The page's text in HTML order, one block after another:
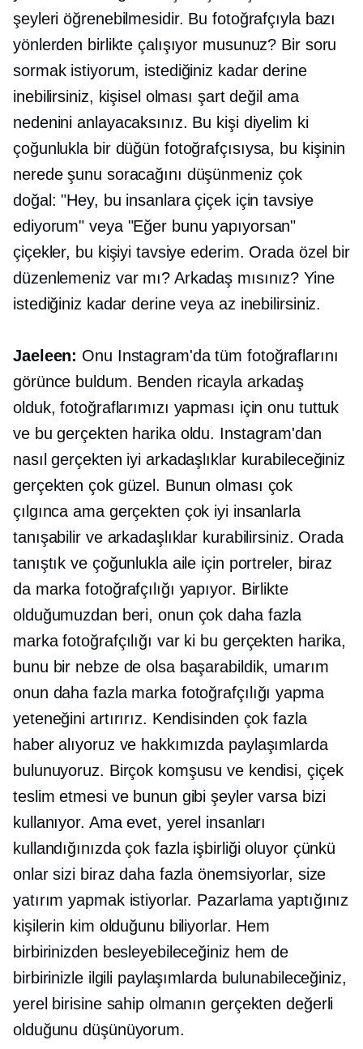
şeyleri öğrenebilmesidir. Bu fotoğrafçıyla bazı
yönlerden birlikte çalışıyor musunuz? Bir soru
sormak istiyorum, istediğiniz kadar derine
inebilirsiniz, kişisel olması şart değil ama
nedenini anlayacaksınız. Bu kişi diyelim ki
çoğunlukla bir düğün fotoğrafçısıysa, bu kişinin
nerede şunu soracağını düşünmeniz çok
doğal: "Hey, bu insanlara çiçek için tavsiye
ediyorum" veya "Eğer bunu yapıyorsan"
çiçekler, bu kişiyi tavsiye ederim. Orada özel bir
düzenlemeniz var mı? Arkadaş mısınız? Yine
istediğiniz kadar derine veya az inebilirsiniz.
Jaeleen: Onu Instagram'da tüm fotoğraflarını
görünce buldum. Benden ricayla arkadaş
olduk, fotoğraflarımızı yapması için onu tuttuk
ve bu gerçekten harika oldu. Instagram'dan
nasıl gerçekten iyi arkadaşlıklar kurabileceğiniz
gerçekten çok güzel. Bunun olması çok
çılgınca ama gerçekten çok iyi insanlarla
tanışabilir ve arkadaşlıklar kurabilirsiniz. Orada
tanıştık ve çoğunlukla aile için portreler, biraz
da marka fotoğrafçılığı yapıyor. Birlikte
olduğumuzdan beri, onun çok daha fazla
marka fotoğrafçılığı var ki bu gerçekten harika,
bunu bir nebze de olsa başarabildik, umarım
onun daha fazla marka fotoğrafçılığı yapma
yeteneğini artırırız. Kendisinden çok fazla
haber alıyoruz ve hakkımızda paylaşımlarda
bulunuyoruz. Birçok komşusu ve kendisi, çiçek
teslim etmesi ve bunun gibi şeyler varsa bizi
kullanıyor. Ama evet, yerel insanları
kullandığınızda çok fazla işbirliği oluyor çünkü
onlar sizi biraz daha fazla önemsiyorlar, size
yatırım yapmak istiyorlar. Pazarlama yaptığınız
kişilerin kim olduğunu biliyorlar. Hem
birbirinizden besleyebileceğiniz hem de
birbirinizle ilgili paylaşımlarda bulunabileceğiniz,
yerel birisine sahip olmanın gerçekten değerli
olduğunu düşünüyorum.